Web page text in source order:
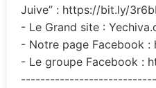
Juive” : https://bit.ly/
- Le Grand site :
- Notre page Facebook :
- Le groupe Facebook :